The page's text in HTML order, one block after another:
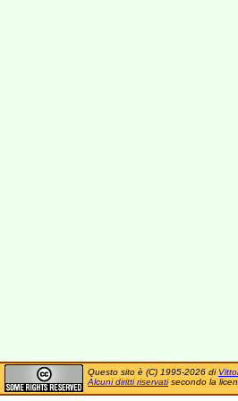
Questo sito è (C) 1995-2026 di
Alcuni diritti riservatisecondo la